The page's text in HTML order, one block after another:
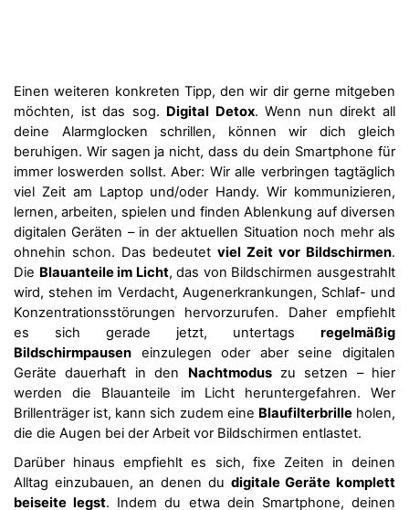
Einen weiteren konkreten Tipp, den wir dir gerne mitgeben
möchten, ist das sog. Digital Detox. Wenn nun direkt all
deine Alarmglocken schrillen, können wir dich gleich
beruhigen. Wir sagen ja nicht, dass du dein Smartphone für
immer loswerden sollst. Aber: Wir alle verbringen tagtäglich
viel Zeit am Laptop und/oder Handy. Wir kommunizieren,
lernen, arbeiten, spielen und finden Ablenkung auf diversen
digitalen Geräten – in der aktuellen Situation noch mehr als
ohnehin schon. Das bedeutet viel Zeit vor Bildschirmen.
Die Blauanteile im Licht, das von Bildschirmen ausgestrahlt
wird, stehen im Verdacht, Augenerkrankungen, Schlaf- und
Konzentrationsstörungen hervorzurufen. Daher empfiehlt
es sich gerade jetzt, untertags regelmäßig
Bildschirmpausen einzulegen oder aber seine digitalen
Geräte dauerhaft in den Nachtmoduszu setzen – hier
werden die Blauanteile im Licht heruntergefahren. Wer
Brillenträger ist, kann sich zudem eine Blaufilterbrilleholen,
die die Augen bei der Arbeit vor Bildschirmen entlastet.
Darüber hinaus empfiehlt es sich, fixe Zeiten in deinen
Alltag einzubauen, an denen du digitale Geräte komplett
beiseite legst. Indem du etwa dein Smartphone, deinen